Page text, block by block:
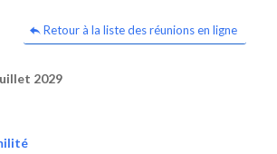
Retour à la liste des réunions en ligne
2029